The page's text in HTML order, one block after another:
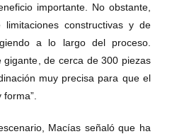
importante. No obstante,
constructivas y de
a lo largo del proceso.
de cerca de 300 piezas
muy precisa para que el
Macías señaló que ha